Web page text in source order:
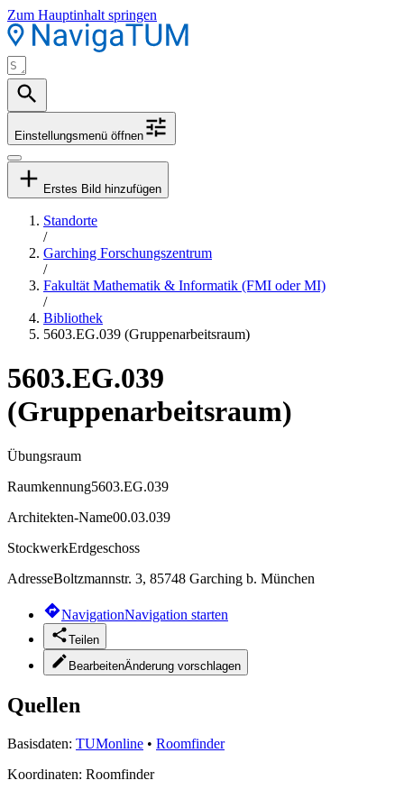
Zum Hauptinhalt springen
Einstellungsmenü öffnen
Erstes Bild hinzufügen
Standorte
/
Garching Forschungszentrum
/
Fakultät Mathematik & Informatik (FMI oder MI)
/
Bibliothek
5603.EG.039 (Gruppenarbeitsraum)
5603.EG.039
(Gruppenarbeitsraum)
Übungsraum
Raumkennung5603.EG.039
Architekten-Name00.03.039
StockwerkErdgeschoss
AdresseBoltzmannstr. 3, 85748 Garching b. München
NavigationNavigation starten
Teilen
BearbeitenÄnderung vorschlagen
Quellen
Basisdaten: TUMonline • Roomfinder
Koordinaten: Roomfinder